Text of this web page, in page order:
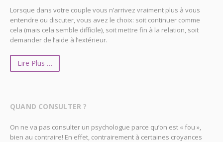
Lorsque dans votre couple vous n’arrivez vraiment plus à vous
entendre ou discuter, vous avez le choix: soit continuer comme
cela (mais cela semble difficile), soit mettre fin à la relation, soit
demander de l’aide à l’extérieur.
Lire Plus …
QUAND CONSULTER ?
On ne va pas consulter un psychologue parce qu’on est « fou »,
bien au contraire! En effet, contrairement à certaines croyances